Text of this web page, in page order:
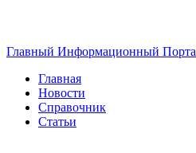
Главный Информационный
Главная
Новости
Справочник
Статьи